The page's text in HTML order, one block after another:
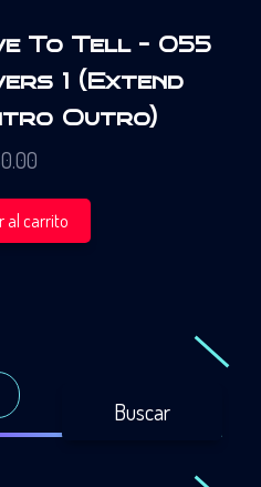
To Tell – 055
1 (Extend
Outro)
0.00
al carrito
Buscar